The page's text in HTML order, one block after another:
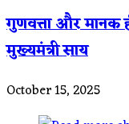
गुणवत्ता और मानक
मुख्यमंत्री साय
October 15, 2025